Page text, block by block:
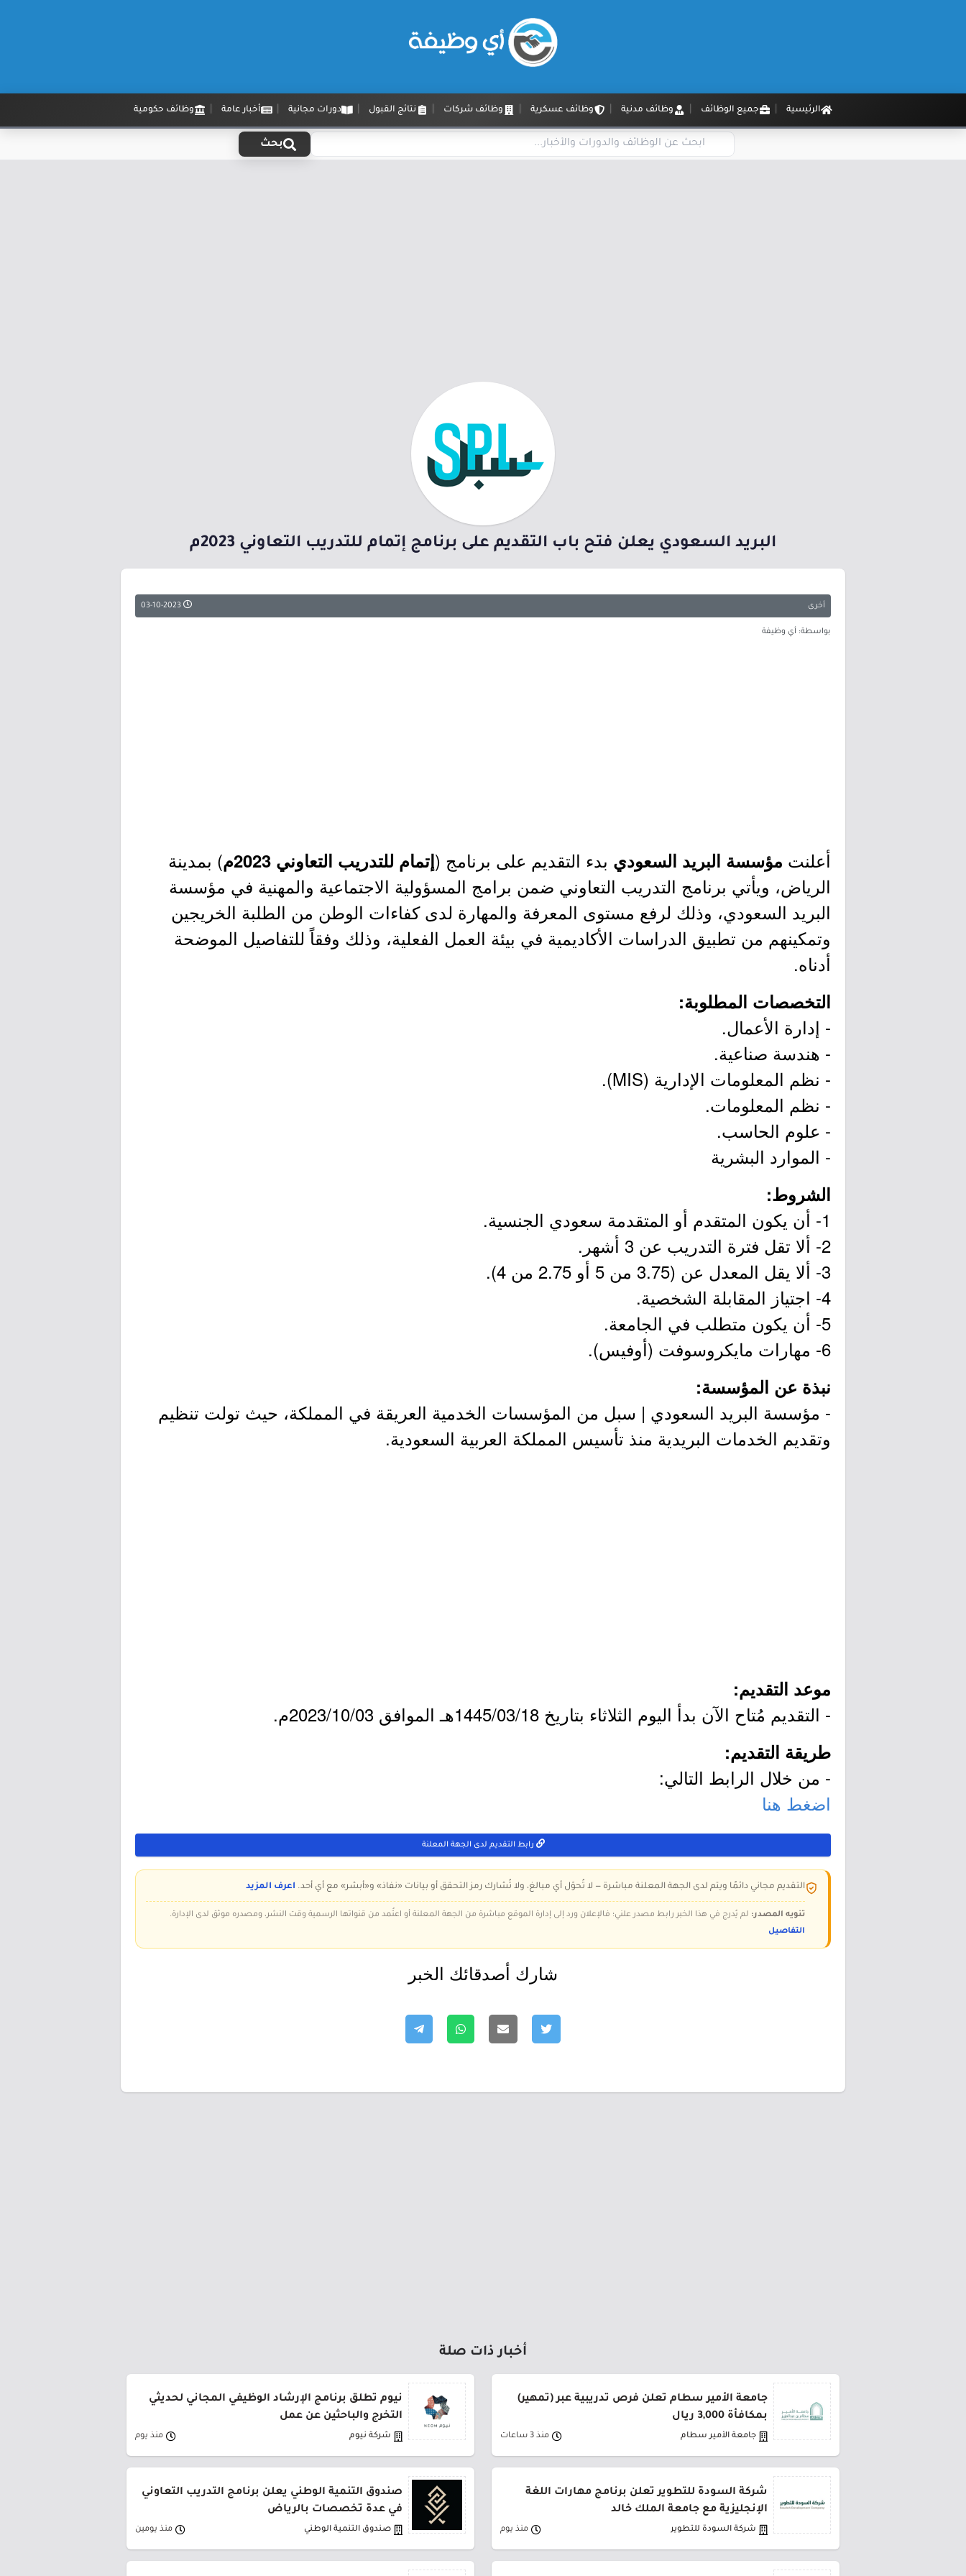
الرئيسية جميع الوظائف وظائف مدنية وظائف عسكرية وظائف شركات نتائج القبول دورات مجانية أخبار عامة وظائف حكومية
بحث
البريد السعودي يعلن فتح باب التقديم على برنامج إتمام للتدريب التعاوني 2023م
أخرى
بواسطة: أي وظيفة
أعلنت مؤسسة البريد السعودي بدء التقديم على برنامج (إتمام للتدريب التعاوني 2023م
) بمدينة
الرياض، ويأتي برنامج التدريب التعاوني ضمن برامج المسؤولية الاجتماعية والمهنية في مؤسسة
البريد السعودي، وذلك لرفع مستوى المعرفة والمهارة لدى كفاءات الوطن من الطلبة الخريجين
وتمكينهم من تطبيق الدراسات الأكاديمية في بيئة العمل الفعلية، وذلك وفقاً للتفاصيل الموضحة
أدناه.
التخصصات المطلوبة:
- إدارة الأعمال.
- هندسة صناعية.
- نظم المعلومات الإدارية (MIS).
- نظم المعلومات.
- علوم الحاسب.
- الموارد البشرية
الشروط:
1- أن يكون المتقدم أو المتقدمة سعودي الجنسية.
2- ألا تقل فترة التدريب عن 3 أشهر.
3- ألا يقل المعدل عن (3.75 من 5 أو 2.75 من 4).
4- اجتياز المقابلة الشخصية.
5- أن يكون متطلب في الجامعة.
6- مهارات مايكروسوفت (أوفيس).
نبذة عن المؤسسة:
- مؤسسة البريد السعودي | سبل من المؤسسات الخدمية العريقة في المملكة، حيث تولت تنظيم
وتقديم الخدمات البريدية منذ تأسيس المملكة العربية السعودية.
موعد التقديم:
- التقديم مُتاح الآن بدأ اليوم الثلاثاء بتاريخ 1445/03/18هـ الموافق 2023/10/03م.
طريقة التقديم:
- من خلال الرابط التالي:
اضغط هنا
رابط التقديم لدى الجهة المعلنة
التقديم مجاني دائمًا ويتم لدى الجهة المعلنة مباشرة — لا تُحوّل أي مبالغ، ولا تُشارك رمز التحقق أو بيانات «نفاذ» و«أبشر» مع أي أحد. اعرف المزيد
تنويه المصدر: لم يُدرج في هذا الخبر رابط مصدر علني؛ فالإعلان ورد إلى إدارة الموقع مباشرة من الجهة المعلنة أو اعتُمد من قنواتها الرسمية وقت النشر، ومصدره موثق لدى الإدارة.
التفاصيل
شارك أصدقائك الخبر
أخبار ذات صلة
جامعة الأمير سطام تعلن فرص تدريبية عبر (تمهير)
بمكافأة 3,000 ريال
جامعة الأمير سطام منذ 3 ساعات
نيوم تطلق برنامج الإرشاد الوظيفي المجاني لحديثي
التخرج والباحثين عن عمل
شركة نيوم منذ يوم
شركة السودة للتطوير تعلن برنامج مهارات اللغة
الإنجليزية مع جامعة الملك خالد
شركة السودة للتطوير منذ يوم
صندوق التنمية الوطني يعلن برنامج التدريب التعاوني
في عدة تخصصات بالرياض
صندوق التنمية الوطني منذ يومين